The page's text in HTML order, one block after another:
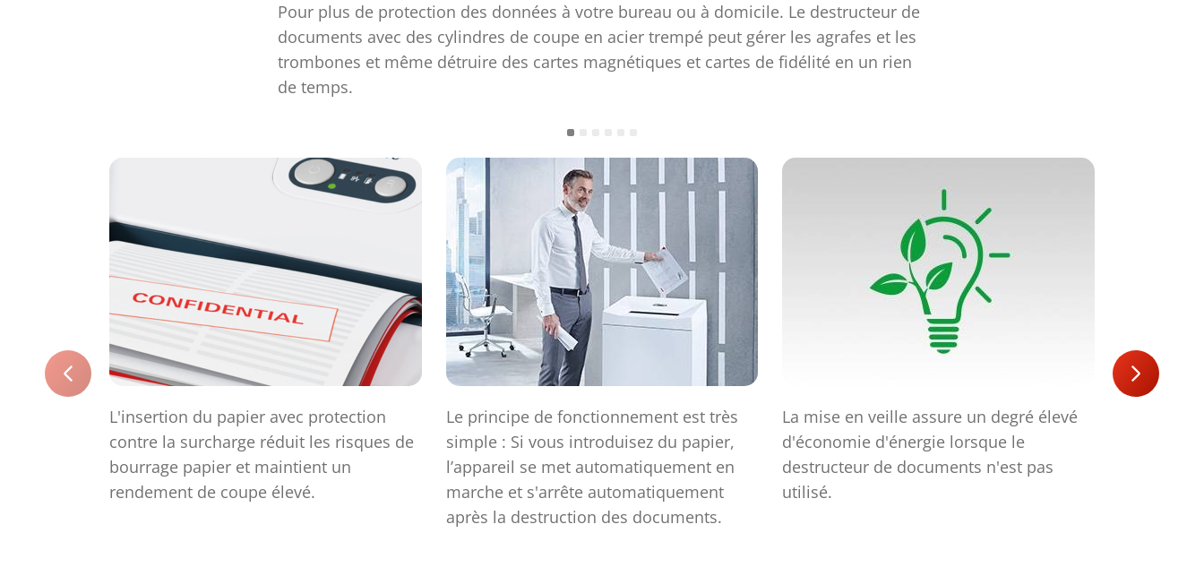
Pour plus de protection des données à votre bureau ou à domicile. Le destructeur de
documents avec des cylindres de coupe en acier trempé peut gérer les agrafes et les
trombones et même détruire des cartes magnétiques et cartes de fidélité en un rien
de temps.
L'insertion du papier avec protection
contre la surcharge réduit les risques de
bourrage papier et maintient un
rendement de coupe élevé.
Le principe de fonctionnement est très
simple : Si vous introduisez du papier,
l’appareil se met automatiquement en
marche et s'arrête automatiquement
après la destruction des documents.
La mise en veille assure un degré élevé
d'économie d'énergie lorsque le
destructeur de documents n'est pas
utilisé.